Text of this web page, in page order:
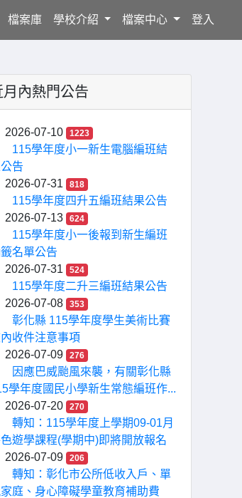
檔案庫 學校介紹 檔案中心 登入
月內熱門公告
2026-07-10 1223
115學年度小一新生電腦編班結
告
2026-07-31
818
115學年度四升五編班結果公告
2026-07-13
624
115學年度小一後報到新生編班
名單公告
2026-07-31
524
115學年度二升三編班結果公告
2026-07-08
353
彰化縣 115學年度學生美術比賽
收件注意事項
2026-07-09
276
因應巴威颱風來襲，有關彰化縣
學年度國民小學新生常態編班作...
2026-07-20
270
轉知：115學年度上學期09-01月
遊學課程(學期中)即將開放報名
2026-07-09
206
轉知：彰化市公所低收入戶、單
庭、身心障礙學童教育補助費